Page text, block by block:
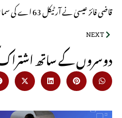
قاضی فائز عیسیٰ نے آرٹیکل 63 اے کی سماعت ملتوی کرنے کا فیصلہ کیا۔
NEXT
:دوسروں کے ساتھ